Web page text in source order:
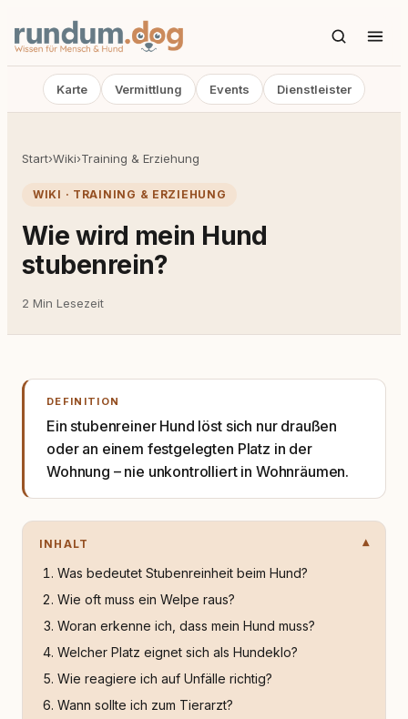
Karte Vermittlung Events Dienstleister
Start›Wiki›Training & Erziehung
WIKI · TRAINING & ERZIEHUNG
Wie wird mein Hund
stubenrein?
2 Min Lesezeit
DEFINITION
Ein stubenreiner Hund löst sich nur draußen
oder an einem festgelegten Platz in der
Wohnung – nie unkontrolliert in Wohnräumen.
INHALT
Was bedeutet Stubenreinheit beim Hund?
Wie oft muss ein Welpe raus?
Woran erkenne ich, dass mein Hund muss?
Welcher Platz eignet sich als Hundeklo?
Wie reagiere ich auf Unfälle richtig?
Wann sollte ich zum Tierarzt?